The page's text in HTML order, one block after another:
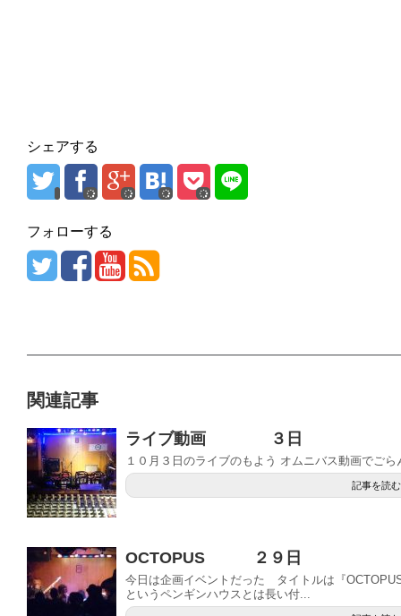
シェアする
フォローする
関連記事
ライブ動画 ３日
１０月３日のライブのもよう オムニバス動画でご
記事を読む
OCTOPUS ２９日
今日は企画イベントだった タイトルは『
というペンギンハウスとは長い付...